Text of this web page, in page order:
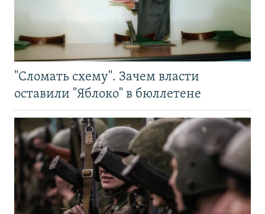
"Сломать схему". Зачем власти
оставили "Яблоко" в бюллетене